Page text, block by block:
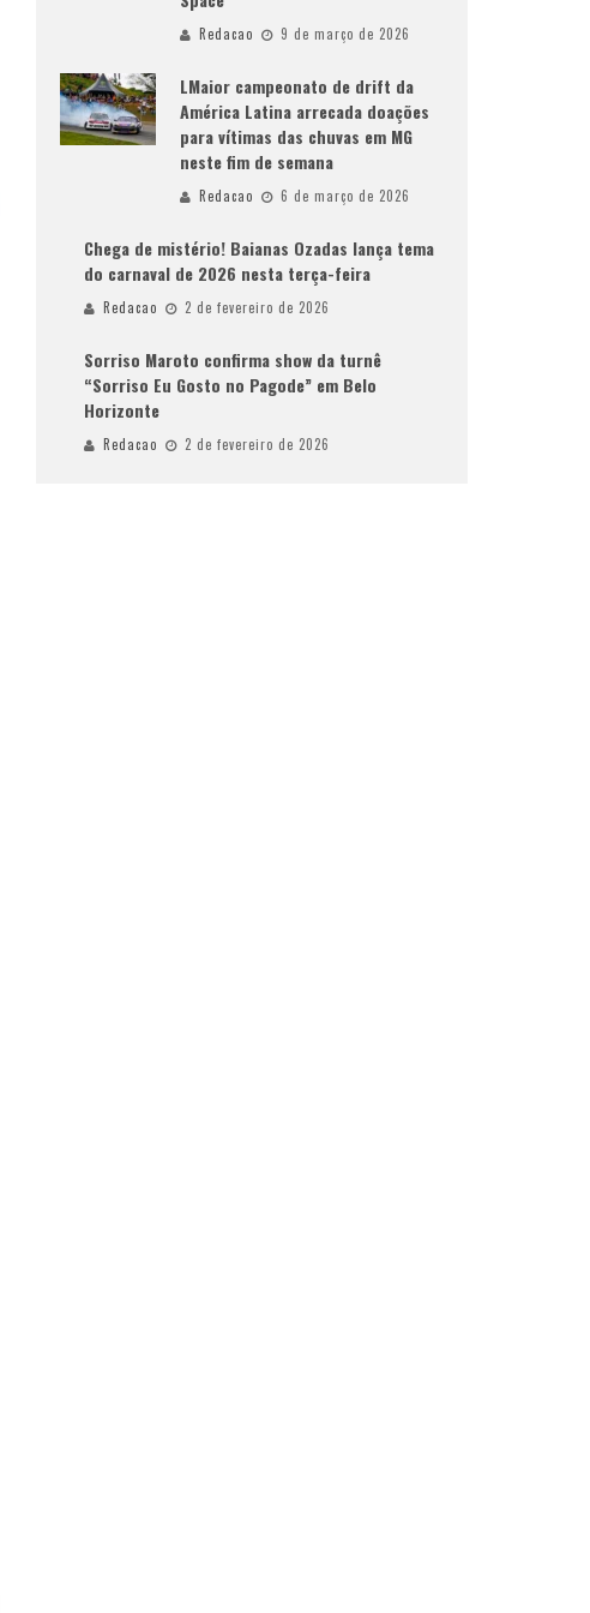
Redacao 9 de março de 2026
LMaior campeonato de drift da
América Latina arrecada doações
para vítimas das chuvas em MG
neste fim de semana
Redacao 6 de março de 2026
Chega de mistério! Baianas Ozadas lança tema
do carnaval de 2026 nesta terça-feira
Redacao 2 de fevereiro de 2026
Sorriso Maroto confirma show da turnê
“Sorriso Eu Gosto no Pagode” em Belo
Horizonte
Redacao 2 de fevereiro de 2026